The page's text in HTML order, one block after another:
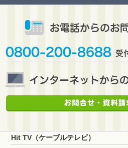
Hit TV（ケーブルテレビ）